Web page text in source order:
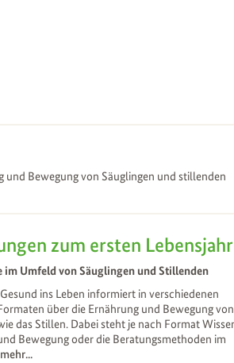
zum ersten Lebensjahr
im Umfeld von Säuglingen und Stillenden
ins Leben informiert in verschiedenen
über die Ernährung und Bewegung von
das Stillen. Dabei steht je nach Format
Bewegung oder die Beratungsmethoden im
mehr...